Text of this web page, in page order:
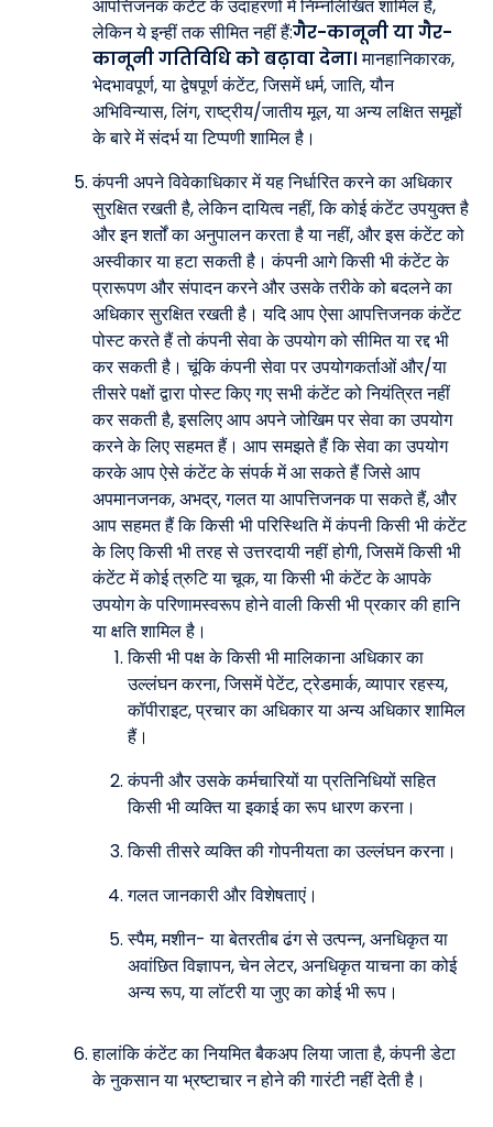
आपत्तिजनक कंटेंट के उदाहरणों में निम्नलिखित शामिल हैं,
लेकिन ये इन्हीं तक सीमित नहीं हैं:गैर-कानूनी या गैर-
कानूनी गतिविधि को बढ़ावा देना। मानहानिकारक,
भेदभावपूर्ण, या द्वेषपूर्ण कंटेंट, जिसमें धर्म, जाति, यौन
अभिविन्यास, लिंग, राष्ट्रीय/जातीय मूल, या अन्य लक्षित समूहों
के बारे में संदर्भ या टिप्पणी शामिल है।
कंपनी अपने विवेकाधिकार में यह निर्धारित करने का अधिकार
सुरक्षित रखती है, लेकिन दायित्व नहीं, कि कोई कंटेंट उपयुक्त है
और इन शर्तों का अनुपालन करता है या नहीं, और इस कंटेंट को
अस्वीकार या हटा सकती है। कंपनी आगे किसी भी कंटेंट के
प्रारूपण और संपादन करने और उसके तरीके को बदलने का
अधिकार सुरक्षित रखती है। यदि आप ऐसा आपत्तिजनक कंटेंट
पोस्ट करते हैं तो कंपनी सेवा के उपयोग को सीमित या रद्द भी
कर सकती है। चूंकि कंपनी सेवा पर उपयोगकर्ताओं और/या
तीसरे पक्षों द्वारा पोस्ट किए गए सभी कंटेंट को नियंत्रित नहीं
कर सकती है, इसलिए आप अपने जोखिम पर सेवा का उपयोग
करने के लिए सहमत हैं। आप समझते हैं कि सेवा का उपयोग
करके आप ऐसे कंटेंट के संपर्क में आ सकते हैं जिसे आप
अपमानजनक, अभद्र, गलत या आपत्तिजनक पा सकते हैं, और
आप सहमत हैं कि किसी भी परिस्थिति में कंपनी किसी भी कंटेंट
के लिए किसी भी तरह से उत्तरदायी नहीं होगी, जिसमें किसी भी
कंटेंट में कोई त्रुटि या चूक, या किसी भी कंटेंट के आपके
उपयोग के परिणामस्वरूप होने वाली किसी भी प्रकार की हानि
या क्षति शामिल है।
किसी भी पक्ष के किसी भी मालिकाना अधिकार का
उल्लंघन करना, जिसमें पेटेंट, ट्रेडमार्क, व्यापार रहस्य,
कॉपीराइट, प्रचार का अधिकार या अन्य अधिकार शामिल
हैं।
कंपनी और उसके कर्मचारियों या प्रतिनिधियों सहित
किसी भी व्यक्ति या इकाई का रूप धारण करना।
किसी तीसरे व्यक्ति की गोपनीयता का उल्लंघन करना।
गलत जानकारी और विशेषताएं।
स्पैम, मशीन- या बेतरतीब ढंग से उत्पन्न, अनधिकृत या
अवांछित विज्ञापन, चेन लेटर, अनधिकृत याचना का कोई
अन्य रूप, या लॉटरी या जुए का कोई भी रूप।
हालांकि कंटेंट का नियमित बैकअप लिया जाता है, कंपनी डेटा
के नुकसान या भ्रष्टाचार न होने की गारंटी नहीं देती है।